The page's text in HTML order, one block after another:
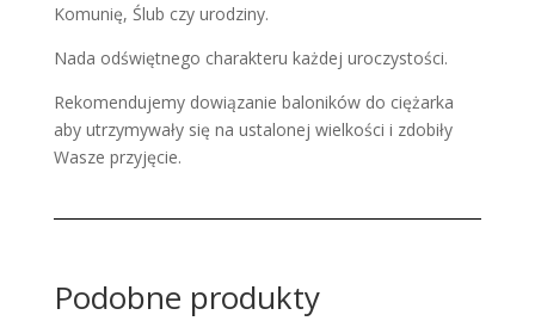
Komunię, Ślub czy urodziny.
Nada odświętnego charakteru każdej uroczystości.
Rekomendujemy dowiązanie baloników do ciężarka
aby utrzymywały się na ustalonej wielkości i zdobiły
Wasze przyjęcie.
Podobne produkty